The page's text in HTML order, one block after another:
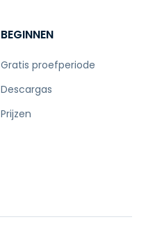
BEGINNEN
Gratis proefperiode
Descargas
Prijzen